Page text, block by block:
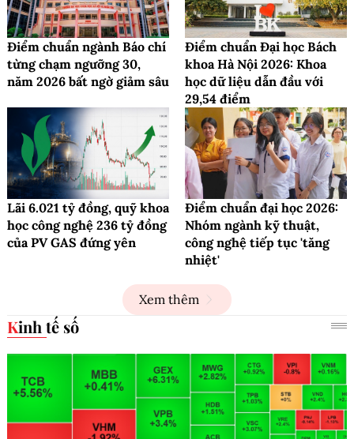
Điểm chuẩn ngành Báo chí
từng chạm ngưỡng 30,
năm 2026 bất ngờ giảm sâu
Điểm chuẩn Đại học Bách
khoa Hà Nội 2026: Khoa
học dữ liệu dẫn đầu với
29,54 điểm
Lãi 6.021 tỷ đồng, quỹ khoa
học công nghệ 236 tỷ đồng
của PV GAS đứng yên
Điểm chuẩn đại học 2026:
Nhóm ngành kỹ thuật,
công nghệ tiếp tục 'tăng
nhiệt'
Xem thêm
Kinh tế số